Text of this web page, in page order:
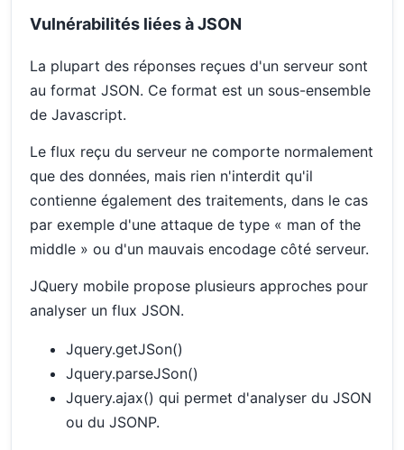
Vulnérabilités liées à JSON
La plupart des réponses reçues d'un serveur sont
au format JSON. Ce format est un sous-ensemble
de Javascript.
Le flux reçu du serveur ne comporte normalement
que des données, mais rien n'interdit qu'il
contienne également des traitements, dans le cas
par exemple d'une attaque de type « man of the
middle » ou d'un mauvais encodage côté serveur.
JQuery mobile propose plusieurs approches pour
analyser un flux JSON.
Jquery.getJSon()
Jquery.parseJSon()
Jquery.ajax() qui permet d'analyser du JSON
ou du JSONP.